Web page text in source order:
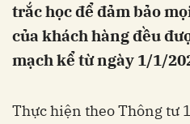
trắc học để đảm bảo
của khách hàng đều
mạch kể từ ngày 1/1/
Thực hiện theo Thông tư